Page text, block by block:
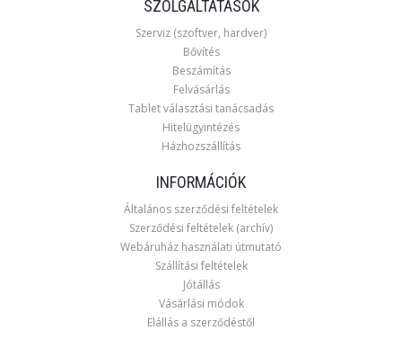
SZOLGÁLTATÁSOK
Szerviz (szoftver, hardver)
Bővítés
Beszámítás
Felvásárlás
Tablet választási tanácsadás
Hitelügyintézés
Házhozszállítás
INFORMÁCIÓK
Általános szerződési feltételek
Szerződési feltételek (archív)
Webáruház használati útmutató
Szállítási feltételek
Jótállás
Vásárlási módok
Elállás a szerződéstől